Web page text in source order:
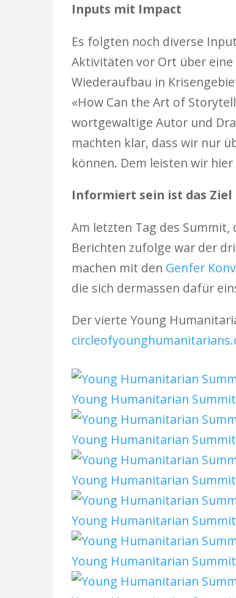
Inputs mit Impact
Es folgten noch diverse
Aktivitäten vor Ort über eine
Wiederaufbau in
«How Can the Art of
wortgewaltige Autor und
machten klar, dass wir nur
können. Dem leisten wir
Informiert sein ist das Ziel
Am letzten Tag des Summit,
Berichten zufolge war der
machen mit den Genfer
die sich dermassen dafür
Der vierte Young
Young Humanitarian
Young Humanitarian
Young Humanitarian
Young Humanitarian
Young Humanitarian